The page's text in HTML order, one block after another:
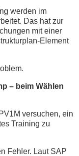
werden im
Das hat zur
mit einer
Element
– beim Wählen
versuchen, ein
Training zu
Fehler. Laut SAP